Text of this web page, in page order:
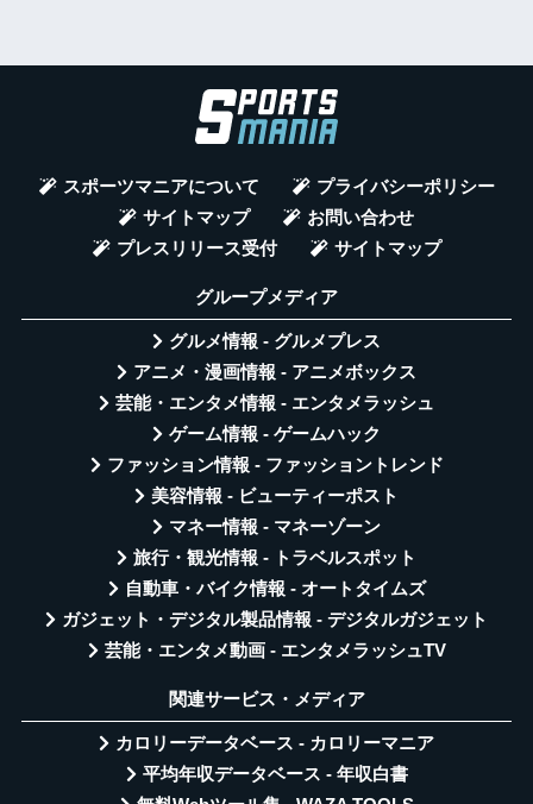
スポーツマニアについて
プライバシーポリシー
サイトマップ
お問い合わせ
プレスリリース受付
サイトマップ
グループメディア
グルメ情報 - グルメプレス
アニメ・漫画情報 - アニメボックス
芸能・エンタメ情報 - エンタメラッシュ
ゲーム情報 - ゲームハック
ファッション情報 - ファッショントレンド
美容情報 - ビューティーポスト
マネー情報 - マネーゾーン
旅行・観光情報 - トラベルスポット
自動車・バイク情報 - オートタイムズ
ガジェット・デジタル製品情報 - デジタルガジェット
芸能・エンタメ動画 - エンタメラッシュTV
関連サービス・メディア
カロリーデータベース - カロリーマニア
平均年収データベース - 年収白書